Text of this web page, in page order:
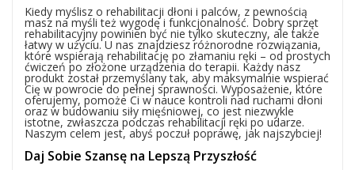
Kiedy myślisz o rehabilitacji dłoni i palców, z pewnością
masz na myśli też wygodę i funkcjonalność. Dobry sprzęt
rehabilitacyjny powinien być nie tylko skuteczny, ale także
łatwy w użyciu. U nas znajdziesz różnorodne rozwiązania,
które wspierają rehabilitację po złamaniu ręki – od prostych
ćwiczeń po złożone urządzenia do terapii. Każdy nasz
produkt został przemyślany tak, aby maksymalnie wspierać
Cię w powrocie do pełnej sprawności. Wyposażenie, które
oferujemy, pomoże Ci w nauce kontroli nad ruchami dłoni
oraz w budowaniu siły mięśniowej, co jest niezwykle
istotne, zwłaszcza podczas rehabilitacji ręki po udarze.
Naszym celem jest, abyś poczuł poprawę, jak najszybciej!
Daj Sobie Szansę na Lepszą Przyszłość